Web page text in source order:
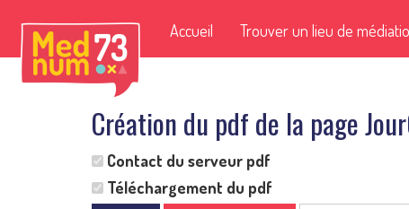
Accueil Trouver un lieu de
Création du pdf de la page
Contact du serveur pdf
Téléchargement du pdf